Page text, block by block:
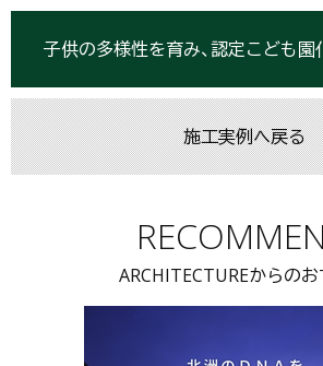
施工実例へ戻る
ARCHITECTUREからの